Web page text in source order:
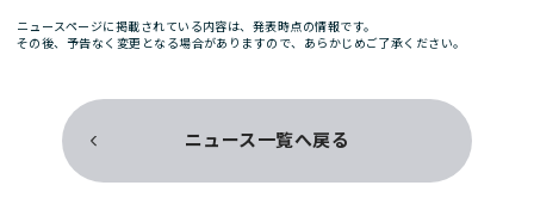
ニュースページに掲載されている内容は、発表時点の情報です。
その後、予告なく変更となる場合がありますので、あらかじめご了承ください。
ニュース一覧へ戻る